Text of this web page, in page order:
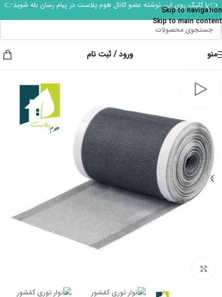
Skip to navigation
Skip to main content
👈با کلیک روی این نوشته عضو کانال هوم پلاست در پیام رسان بله شوید👉
منو ورود / ثبت نام